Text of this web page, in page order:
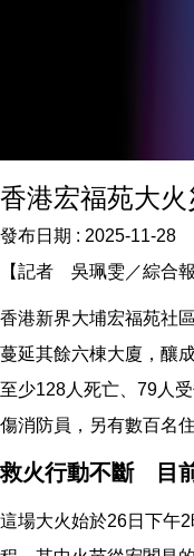
香港宏福苑大
發布日期 : 2025-11-28
【記者 吳珮雯／綜合報
香港新界大埔宏福苑社
蔓延其餘六棟大廈，釀
至少128人死亡、79人
傷消防員，另有數百名
救火行動不斷 目
這場大火始於26日下午